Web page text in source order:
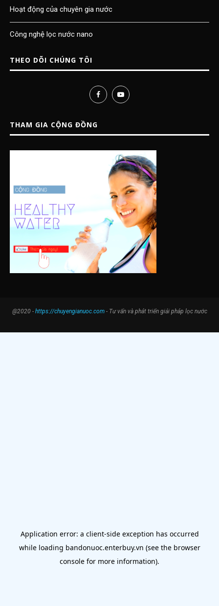
Hoạt động của chuyên gia nước
Công nghệ lọc nước nano
THEO DÕI CHÚNG TÔI
THAM GIA CỘNG ĐỒNG
@2020 - https://chuyengianuoc.com- Tư vấn và phát triển giải pháp lọc nước